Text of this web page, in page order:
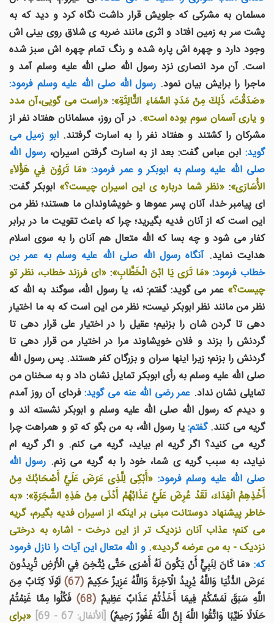
مسلمان به مشرکی که جلويش قرار داشت نگاه کرد و ديد که به
پشت سر به زمين افتاد و اثری مانند ضربه ی شلاق روی بينی اش
وجود دارد و چهره اش پاره شده و رنگ تمام چهره اش سبز شده
است. آن مرد انصاری نزد رسول الله صلی الله علیه وسلم آمد و
ماجرا را برايش بيان نمود. رسول الله صلی الله علیه وسلم فرمود:
«صَدَقْتَ، ذَلِكَ مِنْ مَدَدِ السَّمَاءِ الثَّالِثَةِ»: «راست می گويی،آن مدد
و یاری آسمان سوم بوده است». در آن روز، مسلمانان هفتاد نفر از
مشرکان را کشتند و هفتاد نفر را به اسارت گرفتند. ابو زميل می
گويد:ابن عباس گفت: بعد از به اسارت گرفتن اسيران، رسول الله
صلی الله علیه وسلم به ابوبکر و عمر فرمود: «مَا تَرَوْنَ فِي هَؤُلاَءِ
الأُسَارَى»: «نظر شما درباره ی اين اسيران چيست؟» ابوبکر گفت:
ای پیامبر خدا، آنان پسر عموها و خويشاوندان ما هستند؛ نظر من
اين است که از آنان فديه بگيريد؛ چرا که باعث تقويت ما در برابر
کفار می شود و چه بسا که الله متعال هم آنان را به سوی اسلام
هدايت نمايد. آنگاه رسول الله صلی الله علیه وسلم به عمر بن
خطاب فرمود: «مَا تَرَى يَا ابْنَ الْخَطَّابِ»: «ای فرزند خطاب، نظر تو
چيست؟» عمر می گويد: گفتم: نه، يا رسول الله، سوگند به الله که
نظر من مانند نظر ابوبکر نيست؛ نظر من اين است که به ما اختيار
دهی تا گردن شان را بزنيم؛ عقيل را در اختيار علی قرار دهی تا
گردنش را بزند و فلان خويشاوند مرا در اختيار من قرار دهی تا
گردنش را بزنم؛ زيرا اينها سران و بزرگان کفر هستند. پس رسول الله
صلی الله علیه وسلم به رأی ابوبکر تمايل نشان داد و به سخنان من
تمايلی نشان نداد. عمر رضی الله عنه می گويد:فردای آن روز آمدم
و ديدم که رسول الله صلی الله علیه وسلم و ابوبکر نشسته اند و
گريه می کنند.گفتم:يا رسول الله، به من بگو که تو و همراهت چرا
گريه می کنيد؟ اگر گريه ام بيايد، گريه می کنم. و اگر گريه ام
نيايد، به سبب گريه ی شما، خود را به گريه می زنم. رسول الله
صلی الله علیه وسلم فرمود: «أَبْكِى لِلَّذِى عَرَضَ عَلَيَّ أَصْحَابُكَ مِنْ
أَخْذِهِمُ الْفِدَاءَ، لَقَدْ عُرِضَ عَلَيَّ عَذَابُهُمْ أَدْنَى مِنْ هَذِهِ الشَّجَرَةِ»: «به
خاطر پيشنهاد دوستانت مبنی بر اينکه از اسيران فديه بگيرم، گريه
می کنم؛ عذاب آنان نزديک تر از اين درخت - اشاره به درختی
نزديک - به من عرضه گرديد». و الله متعال اين آيات را نازل فرمود
که: «مَا كَانَ لِنَبِيٍّ أَنْ يَكُونَ لَهُ أَسْرَى حَتَّى يُثْخِنَ فِي الْأَرْضِ تُرِيدُونَ
عَرَضَ الدُّنْيَا وَاللَّهُ يُرِيدُ الْآخِرَةَ وَاللَّهُ عَزِيزٌ حَكِيمٌ(67)
لَوْلَا كِتَابٌ مِنَ
اللَّهِ سَبَقَ لَمَسَّكُمْ فِيمَا أَخَذْتُمْ عَذَابٌ عَظِيمٌ (68)
فَكُلُوا مِمَّا غَنِمْتُمْ
حَلَالًا طَيِّبًا وَاتَّقُوا اللَّهَ إِنَّ اللَّهَ غَفُورٌ رَحِيمٌ) [الأنفال: 67 - 69] «برای